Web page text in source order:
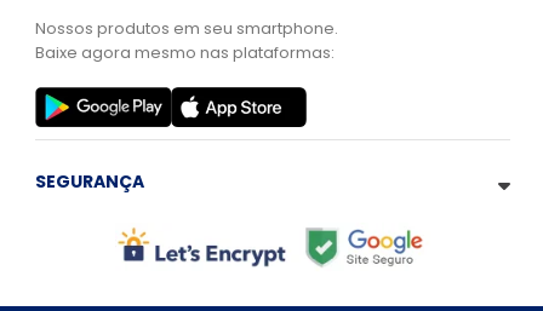
Nossos produtos em seu smartphone.
Baixe agora mesmo nas plataformas:
SEGURANÇA